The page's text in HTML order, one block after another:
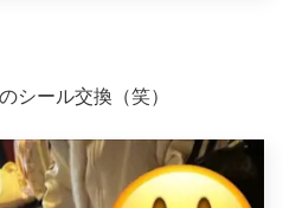
シール交換（笑）